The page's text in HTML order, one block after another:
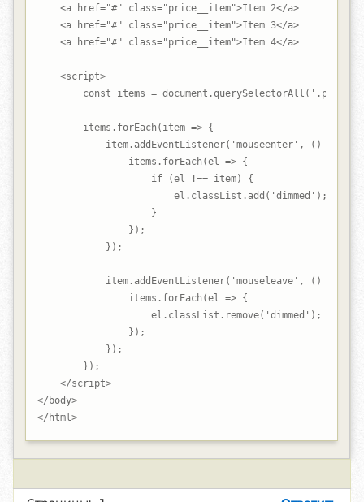
<a href="#" class="price__item">Item 2</a>
<a href="#" class="price__item">Item 3</a>
<a href="#" class="price__item">Item 4</a>
<script>
const items =
items.forEach(item => {
item.addEventListener('mouseenter', () => {
items.forEach(el => {
if (el !== item) {
el.classList.add('dimmed');
}
});
});
item.addEventListener('mouseleave', () => {
items.forEach(el => {
el.classList.remove('dimmed');
});
});
});
</script>
</body>
</html>